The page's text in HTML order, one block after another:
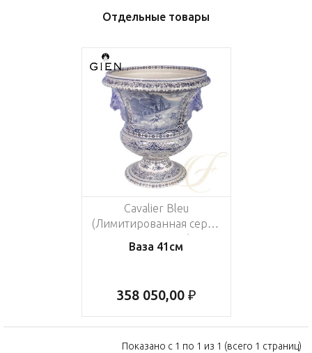
Отдельные товары
Cavalier Bleu
(Лимитированная серия
Ваза 41см
358 050,00 ₽
Показано с 1 по 1 из 1 (всего 1 страниц)